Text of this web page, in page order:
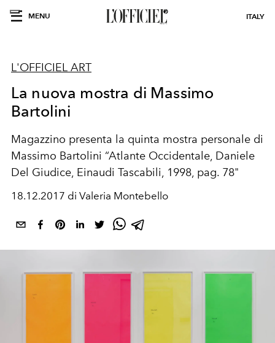
MENU ITALY
L'OFFICIEL ART
La nuova mostra di Massimo
Bartolini
Magazzino presenta la quinta mostra personale di
Massimo Bartolini “Atlante Occidentale, Daniele
Del Giudice, Einaudi Tascabili, 1998, pag. 78"
18.12.2017 di Valeria Montebello